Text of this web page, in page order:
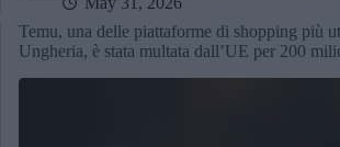
Temu, una delle piattaforme di shopping più
Ungheria, è stata multata dall’UE per 200